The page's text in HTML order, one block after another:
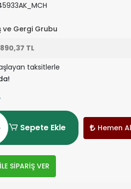
ve Gergi Grubu
890,37 TL
taksitlerle
Sepete Ekle Hemen Al
SİPARİŞ VER